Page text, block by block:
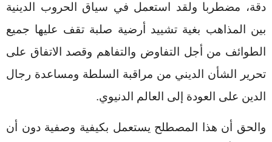
دقة، مضطربا ولقد استعمل في سياق الحروب الدينية
بين المذاهب بغية تشييد أرضية صلبة تقف عليها جميع
الطوائف من أجل التفاوض والتفاهم وقصد الاتفاق على
تحرير الشأن الديني من مراقبة السلطة ومساعدة رجال
الدين على العودة إلى العالم الدنيوي.
والحق أن هذا المصطلح يستعمل بكيفية وصفية دون أن